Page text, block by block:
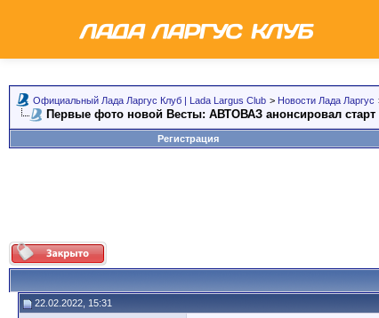
Официальный Лада Ларгус Клуб | Lada Largus Club > Новости Лада Ларгус
Первые фото новой Весты: АВТОВАЗ анонсировал старт
Регистрация
22.02.2022, 15:31